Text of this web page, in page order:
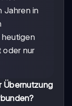
Jahren in
heutigen
oder nur
Übernutzung